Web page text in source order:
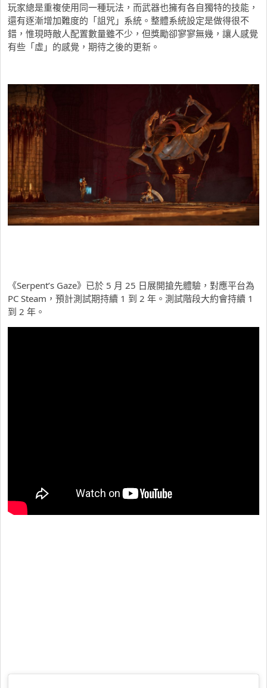
玩家總是重複使用同一種玩法，而武器也擁有各自獨特的技能，
還有逐漸增加難度的「詛咒」系統。整體系統設定是做得很不
錯，惟現時敵人配置數量雖不少，但獎勵卻寥寥無幾，讓人感覺
有些「虛」的感覺，期待之後的更新。
《Serpent’s Gaze》已於 5 月 25 日展開搶先體驗，對應平台為
PC Steam，預計測試期持續 1 到 2 年。測試階段大約會持續 1
到 2 年。